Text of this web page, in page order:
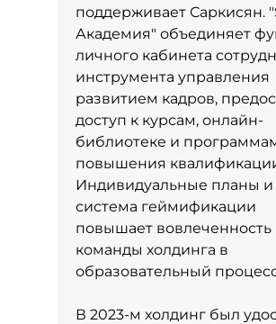
поддерживает Саркисян.
Академия" объединяет
личного кабинета
инструмента управления
развитием кадров,
доступ к курсам, онлайн-
библиотеке и
повышения
Индивидуальные планы и
система геймификации
повышает вовлеченность
команды холдинга в
образовательный
В 2023-м холдинг был